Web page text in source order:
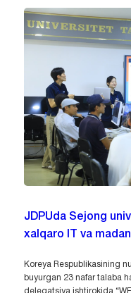
JDPUda Sejong
xalqaro IT va
Koreya Respublikasining
buyurgan 23 nafar talaba
delegatsiya ishtirokida